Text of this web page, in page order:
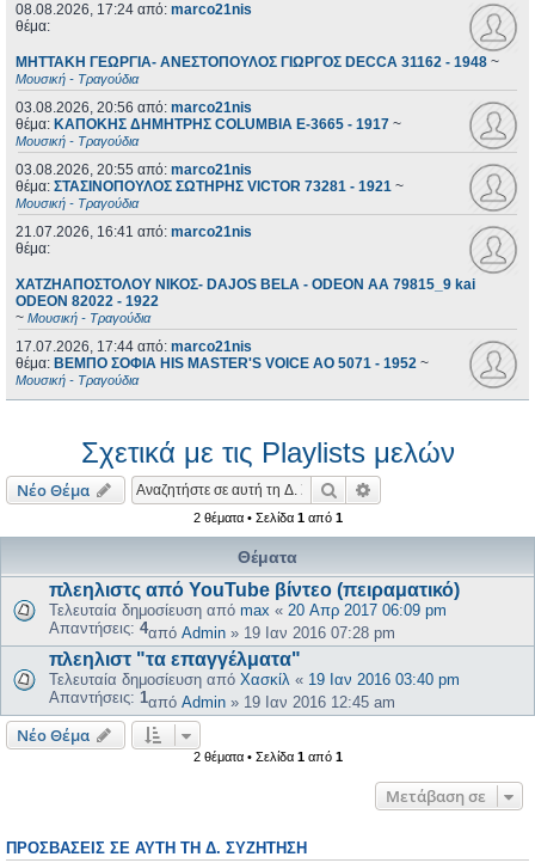
08.08.2026, 17:24 από: marco21nis
θέμα:
ΜΗΤΤΑΚΗ ΓΕΩΡΓΙΑ- ΑΝΕΣΤΟΠΟΥΛΟΣ ΓΙΩΡΓΟΣ DECCA 31162 - 1948 ~
Μουσική - Τραγούδια
03.08.2026, 20:56 από: marco21nis
θέμα: ΚΑΠΟΚΗΣ ΔΗΜΗΤΡΗΣ COLUMBIA E-3665 - 1917 ~
Μουσική - Τραγούδια
03.08.2026, 20:55 από: marco21nis
θέμα: ΣΤΑΣΙΝΟΠΟΥΛΟΣ ΣΩΤΗΡΗΣ VICTOR 73281 - 1921 ~
Μουσική - Τραγούδια
21.07.2026, 16:41 από: marco21nis
θέμα:
ΧΑΤΖΗΑΠΟΣΤΟΛΟΥ ΝΙΚΟΣ- DAJOS BELA - ODEON AA 79815_9 kai
ODEON 82022 - 1922
~ Μουσική - Τραγούδια
17.07.2026, 17:44 από: marco21nis
θέμα: ΒΕΜΠΟ ΣΟΦΙΑ HIS MASTER'S VOICE AO 5071 - 1952 ~
Μουσική - Τραγούδια
Σχετικά με τις Playlists μελών
Νέο Θέμα Αναζήτηση
2 θέματα • Σελίδα 1από 1
Θέματα
πλεηλιστς από YouTube βίντεο (πειραματικό)
Τελευταία δημοσίευση από max « 20 Απρ 2017 06:09 pm
Απαντήσεις: 4από Admin » 19 Ιαν 2016 07:28 pm
πλεηλιστ "τα επαγγέλματα"
Τελευταία δημοσίευση από Χασκίλ « 19 Ιαν 2016 03:40 pm
Απαντήσεις: 1από Admin » 19 Ιαν 2016 12:45 am
Νέο Θέμα
2 θέματα • Σελίδα 1από 1
Μετάβαση σε
ΠΡΟΣΒΆΣΕΙΣ ΣΕ ΑΥΤΉ ΤΗ Δ. ΣΥΖΉΤΗΣΗ